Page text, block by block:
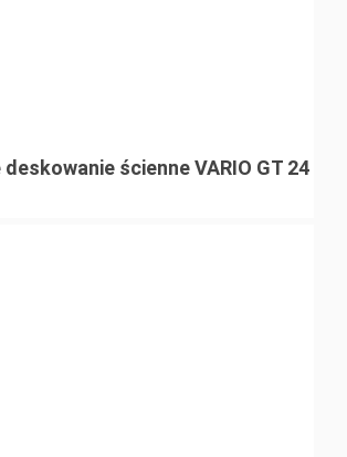
ścienne VARIO GT 24